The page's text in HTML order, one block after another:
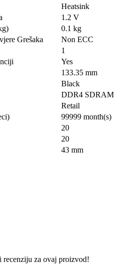
Heatsink
1.2 V
0.1 kg
Grešaka
Non ECC
1
Yes
133.35 mm
Black
DDR4 SDRAM
Retail
99999 month(s)
20
20
43 mm
za ovaj proizvod!